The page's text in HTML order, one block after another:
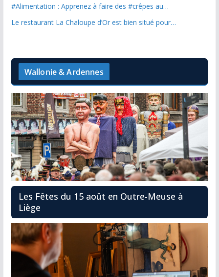
#Alimentation : Apprenez à faire des #crêpes au…
Le restaurant La Chaloupe d’Or est bien situé pour…
Wallonie & Ardennes
Les Fêtes du 15 août en Outre-Meuse à
Liège